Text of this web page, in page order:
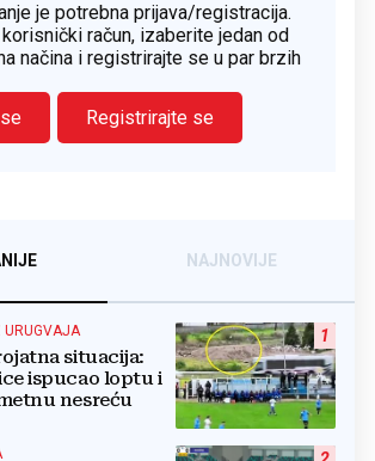
je potrebna prijava/registracija.
račun, izaberite jedan od
načina i registrirajte se u par brzih
Registrirajte se
NAJNOVIJE
1
URUGVAJA
situacija:
ispucao loptu i
nesreću